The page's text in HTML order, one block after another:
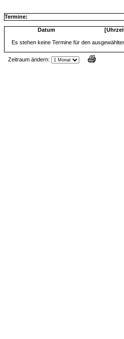
Termine:
Datum
Es stehen keine Termine für den
Zeitraum ändern: